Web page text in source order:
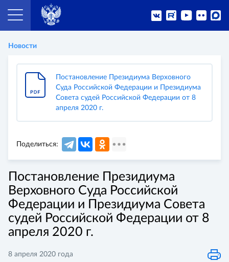
Новости
Постановление Президиума
Верховного Суда Российской
Федерации и Президиума Совета
судей Российской Федерации от 8
апреля 2020 г.
8 апреля 2020 года
Постановление Президиума Верховного
Суда Российской Федерации и Президиума
Совета судей Российской Федерации от 8
апреля 2020 г.
Поделиться: